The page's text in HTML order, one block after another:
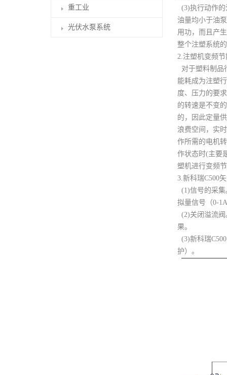
重工业
光伏水泵系统
(3)执行动作
油量均小于油
用功，而且产
整个注塑系统
2.注塑机变频
对于塑料制品
能耗成为注塑
度、压力的要
的转速是不变
的，因此定量
浪费空间，实
作所需的电机
作状态时(主要
塑机进行变频
3.新科瑞C500
(1)信号的采
拟量信号（0-
(2)关闭溢流
果。
(3)新科瑞
护）。